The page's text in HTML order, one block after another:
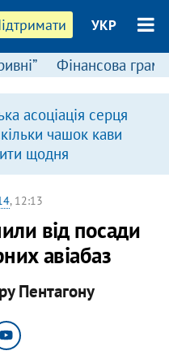
УКР
Фінансова
асоціація серця
чашок кави
щодня
, 12:13
від посади
авіабаз
Пентагону